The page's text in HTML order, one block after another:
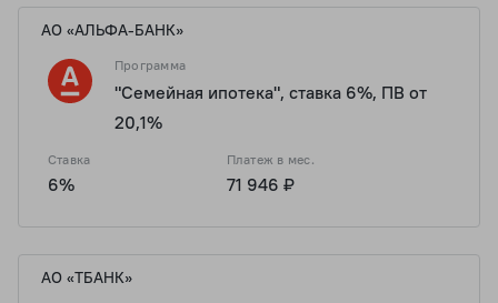
АО «АЛЬФА-БАНК»
Программа
"Семейная ипотека", ставка 6%, ПВ от
20,1%
Ставка
6%
Платеж в мес.
71 946 ₽
АО «ТБАНК»